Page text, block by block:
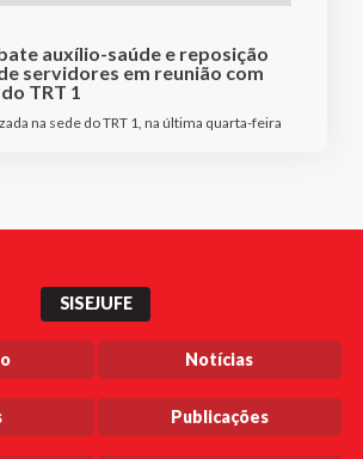
auxílio-saúde e reposição
servidores em reunião com
TRT 1
na sede do TRT 1, na última quarta-feira
SISEJUFE
Notícias
Publicações